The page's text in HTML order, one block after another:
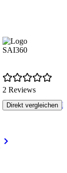
SAI360
2 Reviews
Direkt vergleichen